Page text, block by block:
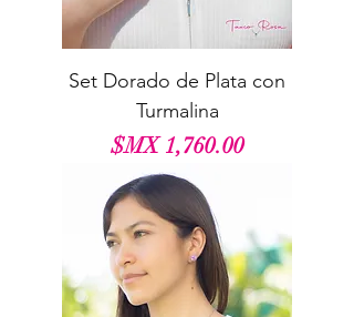
Set Dorado de Plata con
Turmalina
السعر‏1,760.00 MX$